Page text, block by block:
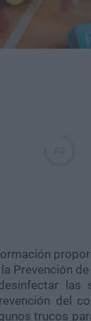
Prevención
las
del
trucos